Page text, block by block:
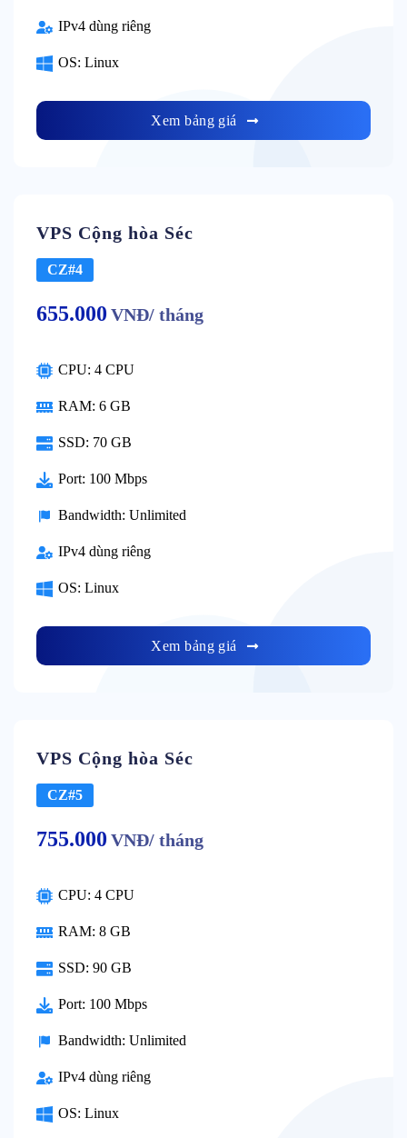
IPv4 dùng riêng
OS: Linux
Xem bảng giá
VPS Cộng hòa Séc
CZ#4
655.000 VNĐ/ tháng
CPU: 4 CPU
RAM: 6 GB
SSD: 70 GB
Port: 100 Mbps
Bandwidth: Unlimited
IPv4 dùng riêng
OS: Linux
Xem bảng giá
VPS Cộng hòa Séc
CZ#5
755.000 VNĐ/ tháng
CPU: 4 CPU
RAM: 8 GB
SSD: 90 GB
Port: 100 Mbps
Bandwidth: Unlimited
IPv4 dùng riêng
OS: Linux